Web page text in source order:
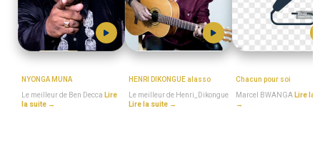
NYONGA MUNA
Le meilleur de Ben Decca Lire
la suite →
HENRI DIKONGUE alasso
Le meilleur de Henri_Dikongue
Lire la suite →
Chacun pour soi
Marcel BWANGA Lire la
→